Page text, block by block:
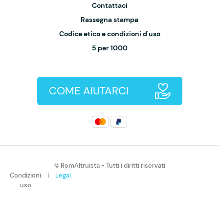
Contattaci
Rassegna stampa
Codice etico e condizioni d'uso
5 per 1000
COME AIUTARCI
© RomAltruista - Tutti i diritti riservati
Condizioni
uso
| Legal